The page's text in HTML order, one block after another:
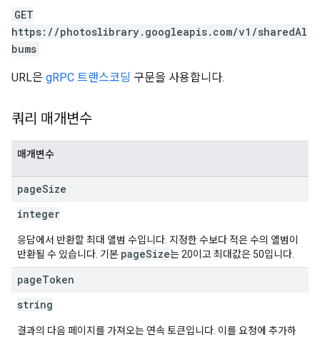
GET
https://photoslibrary.googleapis.com/v1/sharedAl
bums
URL은 gRPC 트랜스코딩 구문을 사용합니다.
쿼리 매개변수
매개변수
pageSize
integer
응답에서 반환할 최대 앨범 수입니다. 지정한 수보다 적은 수의 앨범이
반환될 수 있습니다. 기본 pageSize는 20이고 최대값은 50입니다.
pageToken
string
결과의 다음 페이지를 가져오는 연속 토큰입니다. 이를 요청에 추가하